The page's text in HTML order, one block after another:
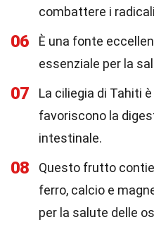
combattere i
06
È una fonte
essenziale per la
07
La ciliegia di Tahiti
favoriscono la
intestinale.
08
Questo frutto
ferro, calcio e
per la salute delle